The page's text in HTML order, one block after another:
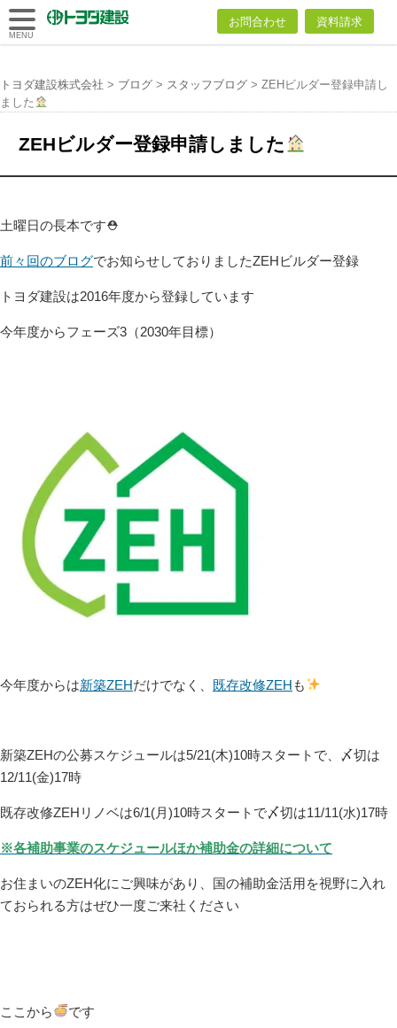
トヨダ建設
お問合わせ 資料請求
MENU
トヨダ建設株式会社 > ブログ > スタッフブログ > ZEHビルダー登録申請し
ました
ZEHビルダー登録申請しました
土曜日の長本です⛑
前々回のブログでお知らせしておりましたZEHビルダー登録
トヨダ建設は2016年度から登録しています
今年度からフェーズ3（2030年目標）
今年度からは新築ZEHだけでなく、 既存改修ZEH も
新築ZEHの公募スケジュールは5/21(木)10時スタートで、〆切は
12/11(金)17時
既存改修ZEHリノベは6/1(月)10時スタートで〆切は11/11(水)17時
※各補助事業のスケジュールほか補助金の詳細について
お住まいのZEH化にご興味があり、国の補助金活用を視野に入れ
ておられる方はぜひ一度ご来社ください
ここから です